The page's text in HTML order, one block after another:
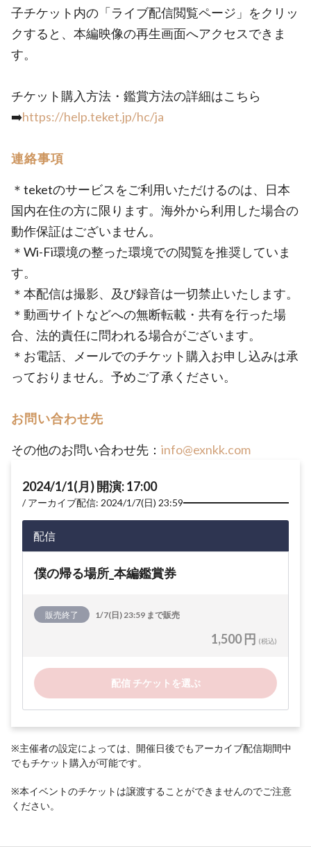
子チケット内の「ライブ配信閲覧ページ」をクリッ
クすると、本編映像の再生画面へアクセスできま
す。
チケット購入方法・鑑賞方法の詳細はこちら
➡️https://help.teket.jp/hc/ja
連絡事項
＊teketのサービスをご利用いただけるのは、日本
国内在住の方に限ります。海外から利用した場合の
動作保証はございません。
＊Wi-Fi環境の整った環境での閲覧を推奨していま
す。
＊本配信は撮影、及び録音は一切禁止いたします。
＊動画サイトなどへの無断転載・共有を行った場
合、法的責任に問われる場合がございます。
＊お電話、メールでのチケット購入お申し込みは承
っておりません。予めご了承ください。
お問い合わせ先
その他のお問い合わせ先： info@exnkk.com
2024/1/1(月) 開演: 17:00
アーカイブ配信: 2024/1/7(日) 23:59
配信
僕の帰る場所_本編鑑賞券
販売終了 1/7(日) 23:59 まで販売
1,500 円 (税込)
配信 チケットを選ぶ
※主催者の設定によっては、開催日後でもアーカイブ配信期間中
でもチケット購入が可能です。
※本イベントのチケットは譲渡することができませんのでご注意
ください。